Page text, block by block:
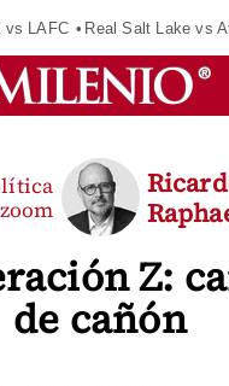
vs LAFC Real Salt Lake vs
Z:
de cañón
zoom